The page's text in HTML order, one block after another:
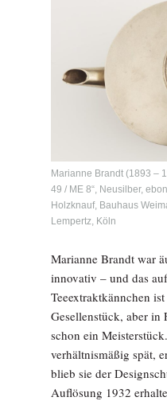
Marianne Brandt (1893 –
49 / ME 8“, Neusilber,
Holzknauf, Bauhaus
Lempertz, Köln
Marianne Brandt war
innovativ – und das
Teeextraktkännchen
Gesellenstück, aber
schon ein Meisterstück.
verhältnismäßig spät,
blieb sie der
Auflösung 1932